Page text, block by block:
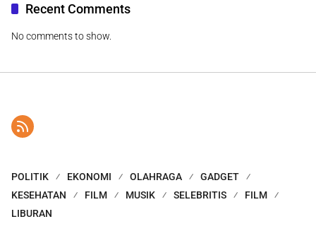
Recent Comments
No comments to show.
POLITIK EKONOMI OLAHRAGA
GADGET
KESEHATAN
FILM MUSIK SELEBRITIS
FILM
LIBURAN